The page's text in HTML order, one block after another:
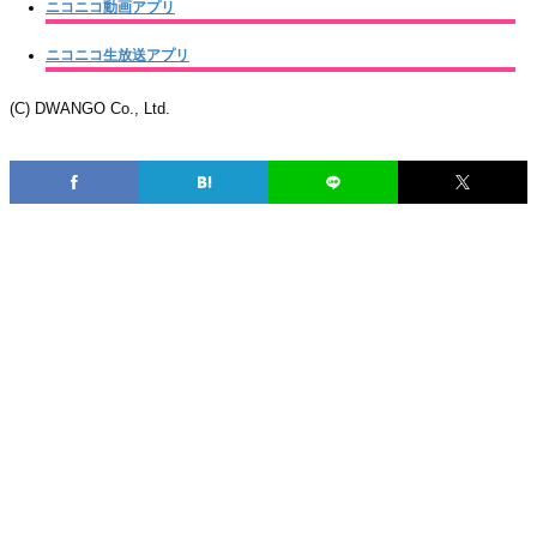
ニコニコ動画アプリ
ニコニコ生放送アプリ
(C) DWANGO Co., Ltd.